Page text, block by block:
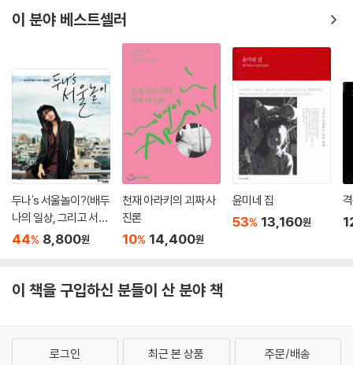
그가 창조한 여덟 번째 세계 『그랜드 부다페스트 호텔』
영화 『그랜드 부다페스트 호텔』은 세계 대전이 한창인 1927년, 전쟁 분위
기와 동떨어진 화려한 공간인 그랜드 부다페스트 호텔을 배경으로, 로비
보이 제로와 그의 멘토 구스타브가 주축이 되어 구스타브의 연인이자 대부
호인 마담 D(틸다 스윈튼)의 죽음의 비밀을 파헤쳐 억울한 누명에서 벗어
나고, 상속받은 명화를 지키는 것이 전체의 줄거리다. 줄거리만 보면 진부
하고 허술한 미스터리 추격 영화처럼 느껴져 의아할 수 있지만, 그의 미학
이 간섭한 영상은 진부할 수도 허술할 수도 없다. 현실과 거리를 두어 자신
만의 이상향을 건설하고자 하는 웨스 앤더슨 세계의 테마를 계속 유지하면
서, 중복적인 이야기 구조(『그랜드 부다페스트 호텔』은 ‘이야기 안의 이야
기 안의 이야기 안’이라는 3중 구조를 가지고 있다), 동화 같은 색감과 대
칭의 아름다움이 부각되는 영상, 정교하게 그린 인형 집 같은 배경과 독특
스트 호텔』은 그의 특유의 미학이 가장 극대화된 작품이라는 평을 받는다.
웨스 앤더슨의 작품 세계를 가장 깊게 이해하는 평론가로 알려진 매트 졸
러 세이츠는 이 점에 주목하여 한 편의 영화를 고스란히 책으로 옮겨 담는
이 분야 베스트셀러
두나's 서울놀이?(배두
나의 일상, 그리고 서울
여행) : 상급
44% 8,800원
천재 아라키의 괴짜 사
진론
10% 14,400원
윤미네 집
53% 13,160원
이 책을 구입하신 분들이 산 분야 책
로그인 최근 본 상품 주문/배송